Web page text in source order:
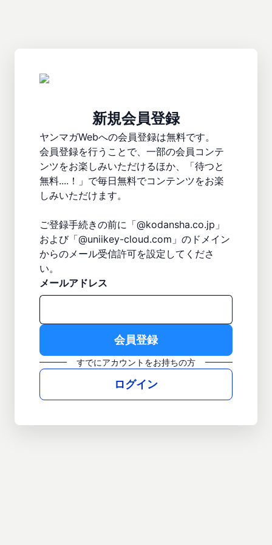
新規会員登録
ヤンマガWebへの会員登録は無料です。
会員登録を行うことで、一部の会員コンテ
ンツをお楽しみいただけるほか、「待つと
無料....！」で毎日無料でコンテンツをお楽
しみいただけます。
ご登録手続きの前に「@kodansha.co.jp」
および「@uniikey-cloud.com」のドメイン
からのメール受信許可を設定してくださ
い。
メールアドレス
すでにアカウントをお持ちの方